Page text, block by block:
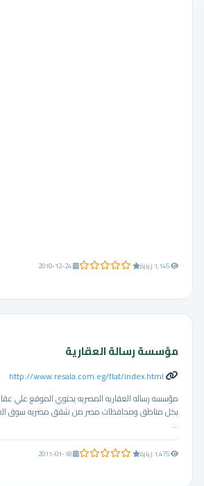
0.0 من 5 نجوم 2010-12-24
مؤسسة رسالة العقارية
http://www.resala.com.eg/flat/index.html
مؤسسه رساله العقاريه المصريه يحتوي الموقع علي
بكل مناطق ومحافظات مصر من شقق مصريه سوق
0.0 من 5 نجوم 2011-01-18